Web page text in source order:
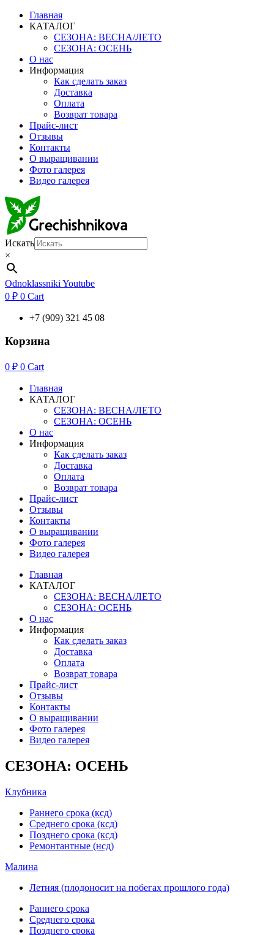
Главная
КАТАЛОГ
СЕЗОНА: ВЕСНА/ЛЕТО
СЕЗОНА: ОСЕНЬ
О нас
Информация
Как сделать заказ
Доставка
Оплата
Возврат товара
Прайс-лист
Отзывы
Контакты
О выращивании
Фото галерея
Видео галерея
Искать
×
Odnoklassniki Youtube
0 ₽ 0 Cart
+7 (909) 321 45 08
Корзина
0 ₽ 0 Cart
Главная
КАТАЛОГ
СЕЗОНА: ВЕСНА/ЛЕТО
СЕЗОНА: ОСЕНЬ
О нас
Информация
Как сделать заказ
Доставка
Оплата
Возврат товара
Прайс-лист
Отзывы
Контакты
О выращивании
Фото галерея
Видео галерея
Главная
КАТАЛОГ
СЕЗОНА: ВЕСНА/ЛЕТО
СЕЗОНА: ОСЕНЬ
О нас
Информация
Как сделать заказ
Доставка
Оплата
Возврат товара
Прайс-лист
Отзывы
Контакты
О выращивании
Фото галерея
Видео галерея
СЕЗОНА: ОСЕНЬ
Клубника
Раннего срока (ксд)
Среднего срока (ксд)
Позднего срока (ксд)
Ремонтантные (нсд)
Малина
Летняя (плодоносит на побегах прошлого года)
Раннего срока
Среднего срока
Позднего срока